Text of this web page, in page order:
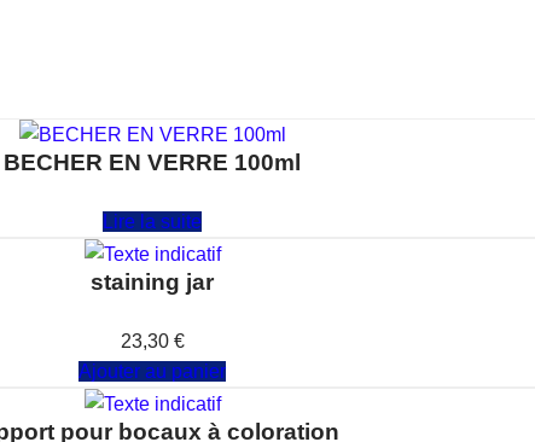
BECHER EN VERRE 100ml
Lire la suite
staining jar
23,30 €
Ajouter au panier
pour bocaux à coloration